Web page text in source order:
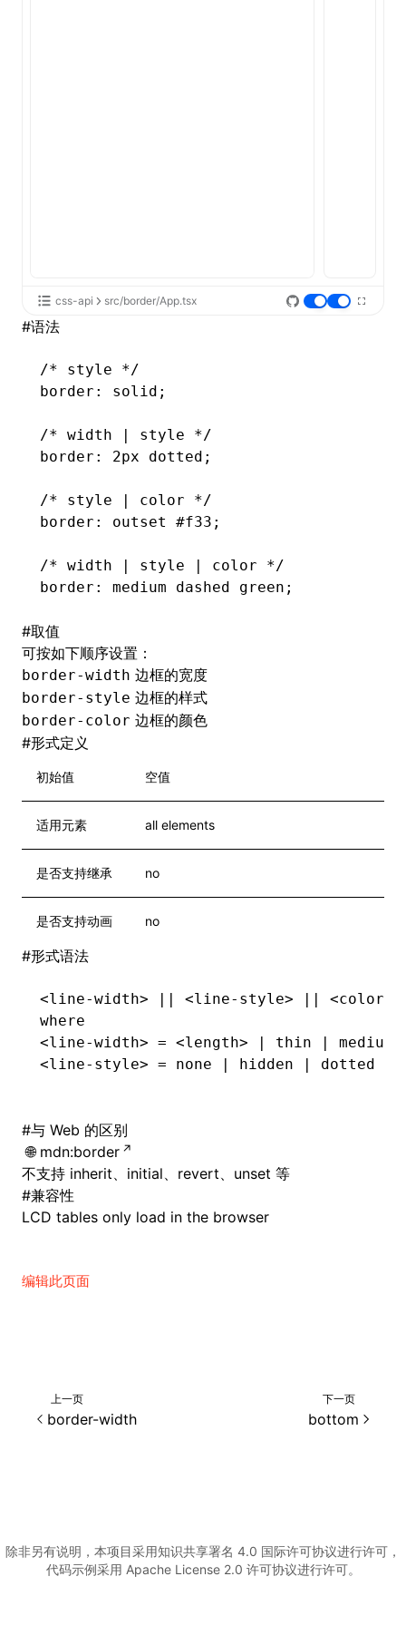
css-api src/border/App.tsx
#语法
/* style */
border: solid;
/* width | style */
border: 2px dotted;
/* style | color */
border: outset #f33;
/* width | style | color */
border: medium dashed green;
#取值
可按如下顺序设置：
border-width 边框的宽度
border-style 边框的样式
border-color 边框的颜色
#形式定义
初始值 空值
适用元素 all elements
是否支持继承 no
是否支持动画 no
#形式语法
<line-width> || <line-style> || <color>
where
<line-width> = <length> | thin |
<line-style> = none | hidden | dotted
#与 Web 的区别
mdn:border
不支持 inherit、initial、revert、unset 等
#兼容性
LCD tables only load in the browser
编辑此页面
上一页
border-width
下一页
bottom
除非另有说明，本项目采用知识共享署名 4.0 国际许可协议进行许可，
代码示例采用 Apache License 2.0 许可协议进行许可。